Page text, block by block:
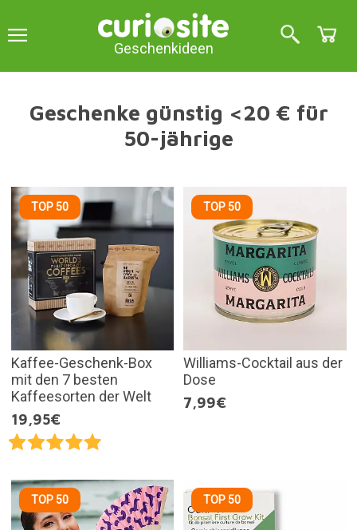
Geschenkideen
Geschenke günstig <20 € für
50-jährige
TOP 50
Kaffee-Geschenk-Box
mit den 7 besten
Kaffeesorten der Welt
19,95€
TOP 50
Williams-Cocktail aus der
Dose
7,99€
TOP 50 TOP 50